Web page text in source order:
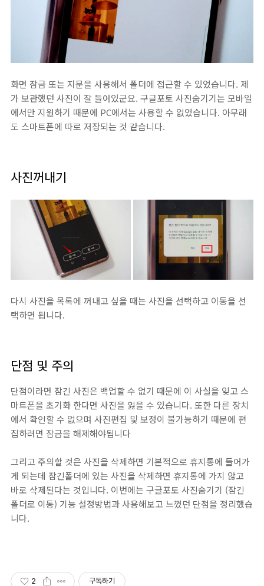
화면 잠금 또는 지문을 사용해서 폴더에 접근할 수 있었습니다. 제
가 보관했던 사진이 잘 들어있군요. 구글포토 사진숨기기는 모바일
에서만 지원하기 때문에 PC에서는 사용할 수 없었습니다. 아무래
도 스마트폰에 따로 저장되는 것 같습니다.
사진꺼내기
다시 사진을 목록에 꺼내고 싶을 때는 사진을 선택하고 이동을 선
택하면 됩니다.
단점 및 주의
단점이라면 잠긴 사진은 백업할 수 없기 때문에 이 사실을 잊고 스
마트폰을 초기화 한다면 사진을 잃을 수 있습니다. 또한 다른 장치
에서 확인할 수 없으며 사진편집 및 보정이 불가능하기 때문에 편
집하려면 잠금을 해제해야됩니다
그리고 주의할 것은 사진을 삭제하면 기본적으로 휴지통에 들어가
게 되는데 잠긴폴더에 있는 사진을 삭제하면 휴지통에 가지 않고
바로 삭제된다는 것입니다. 이번에는 구글포토 사진숨기기 (잠긴
폴더로 이동) 기능 설정방법과 사용해보고 느꼈던 단점을 정리했습
니다.
2 구독하기